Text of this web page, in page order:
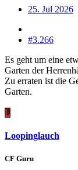
25. Jul 2026
#3.266
Es geht um eine
Garten der
Zu erraten ist die
Garten.
L
Loopinglauch
CF Guru